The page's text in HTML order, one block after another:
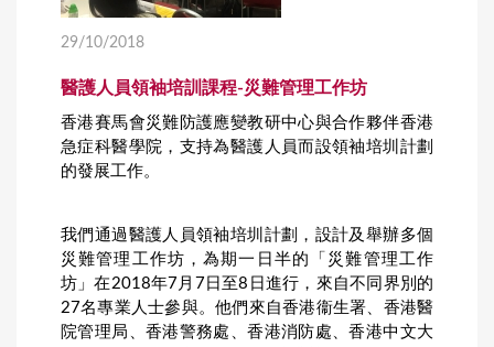
29/10/2018
醫護人員領袖培訓課程-災難管理工作坊
香港賽馬會災難防護應變教研中心與合作夥伴香港
急症科醫學院，支持為醫護人員而設領袖培圳計劃
的發展工作。
我們通過醫護人員領袖培圳計劃，設計及舉辦多個
災難管理工作坊，為期一日半的「災難管理工作
坊」在2018年7月7日至8日進行，來自不同界別的
27名專業人士參與。他們來自香港衞生署、香港醫
院管理局、香港警務處、香港消防處、香港中文大